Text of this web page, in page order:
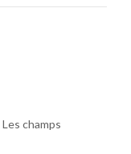
Les champs